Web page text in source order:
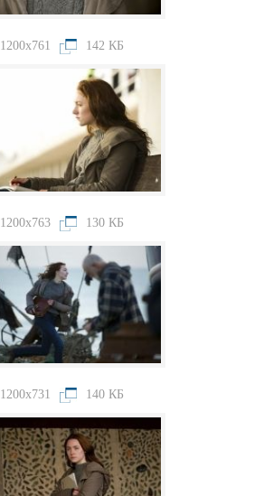
1200x761 142 КБ
1200x763 130 КБ
1200x731 140 КБ